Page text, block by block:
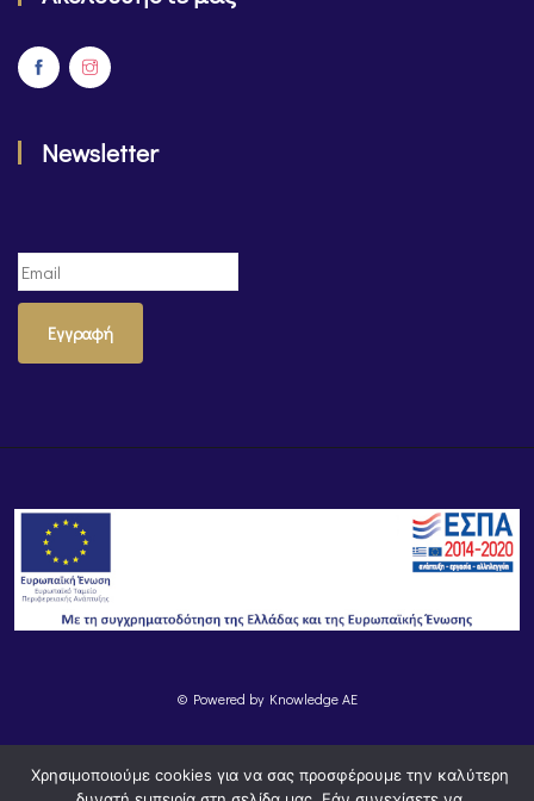
Newsletter
Εγγραφή
© Powered by Knowledge AE
Χρησιμοποιούμε cookies για να σας προσφέρουμε την καλύτερη